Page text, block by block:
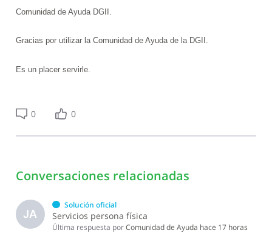
Comunidad de Ayuda DGII.
Gracias por utilizar la Comunidad de Ayuda de la DGII.
Es un placer servirle.
0 0
Conversaciones relacionadas
JA
Solución oficial
Servicios persona física
Última respuesta porComunidad de Ayuda hace 17 horas